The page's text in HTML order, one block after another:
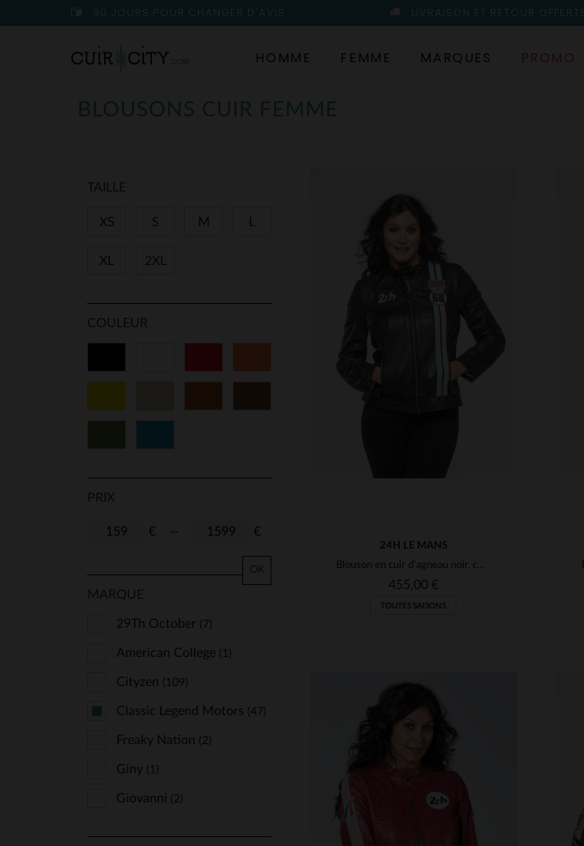
90 JOURS POUR CHANGER D'AVIS LIVRAISON ET RETOUR OFFERTS
HOMME FEMME MARQUES PROMO
BLOUSONS CUIR FEMME
TAILLE
XS S M
XL 2XL
COULEUR
PRIX
€ €
OK
MARQUE
29Th October (7)
American College (1)
Cityzen (109)
Classic Legend Motors (47)
Freaky Nation (2)
Giny (1)
Giovanni (2)
24H LE MANS
Blouson en cuir d'agneau noir, col motard, coupe décontractée.
455,00 €
TOUTES SAISONS